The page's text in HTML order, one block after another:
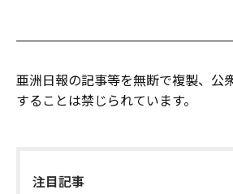
亜洲日報の記事等を無断で複製、公
することは禁じられています。
注目記事